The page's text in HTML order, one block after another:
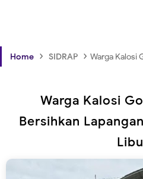
Home › SIDRAP › Warga Kalosi Gotong
Warga Kalosi
Bersihkan